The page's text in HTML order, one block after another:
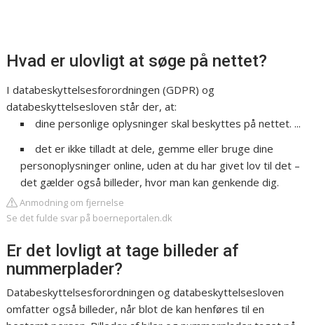
Hvad er ulovligt at søge på nettet?
I databeskyttelsesforordningen (GDPR) og
databeskyttelsesloven står der, at:
dine personlige oplysninger skal beskyttes på nettet. ...
det er ikke tilladt at dele, gemme eller bruge dine
personoplysninger online, uden at du har givet lov til det –
det gælder også billeder, hvor man kan genkende dig.
Anmodning om fjernelse
Se det fulde svar på boerneportalen.dk
Er det lovligt at tage billeder af
nummerplader?
Databeskyttelsesforordningen og databeskyttelsesloven
omfatter også billeder, når blot de kan henføres til en